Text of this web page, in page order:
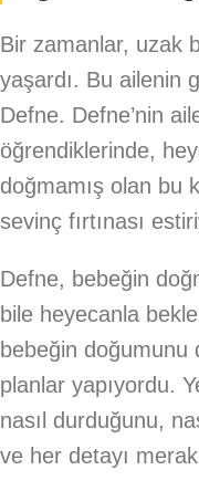
Bir zamanlar, uzak
yaşardı. Bu ailenin
Defne. Defne’nin
öğrendiklerinde,
doğmamış olan bu
sevinç fırtınası
Defne, bebeğin
bile heyecanla
bebeğin doğumunu
planlar yapıyordu.
nasıl durduğunu,
ve her detayı